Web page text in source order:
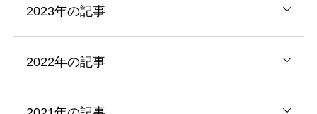
2023年の記事
2022年の記事